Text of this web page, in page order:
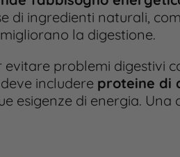
di ingredienti naturali,
la digestione.
evitare problemi digestivi
includere proteine di
esigenze di energia​.